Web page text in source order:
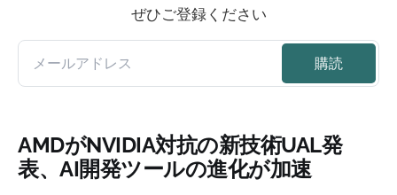
ぜひご登録ください
AMDがNVIDIA対抗の新技術UAL発
表、AI開発ツールの進化が加速